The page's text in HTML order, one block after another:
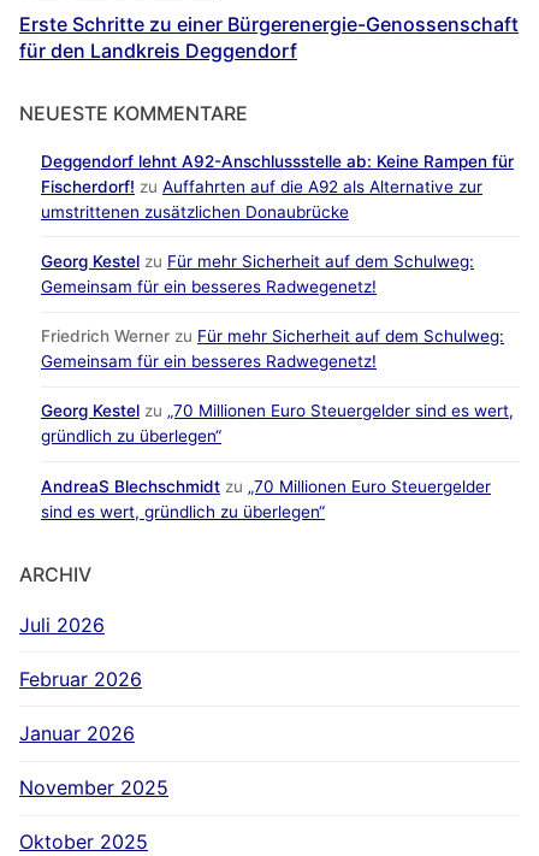
Erste Schritte zu einer Bürgerenergie-Genossenschaft
für den Landkreis Deggendorf
NEUESTE KOMMENTARE
Deggendorf lehnt A92-Anschlussstelle ab: Keine Rampen für
Fischerdorf! zu Auffahrten auf die A92 als Alternative zur
umstrittenen zusätzlichen Donaubrücke
Georg Kestel zu Für mehr Sicherheit auf dem Schulweg:
Gemeinsam für ein besseres Radwegenetz!
Friedrich Werner zu Für mehr Sicherheit auf dem Schulweg:
Gemeinsam für ein besseres Radwegenetz!
Georg Kestel zu „70 Millionen Euro Steuergelder sind es wert,
gründlich zu überlegen“
AndreaS Blechschmidt zu „70 Millionen Euro Steuergelder
sind es wert, gründlich zu überlegen“
ARCHIV
Juli 2026
Februar 2026
Januar 2026
November 2025
Oktober 2025